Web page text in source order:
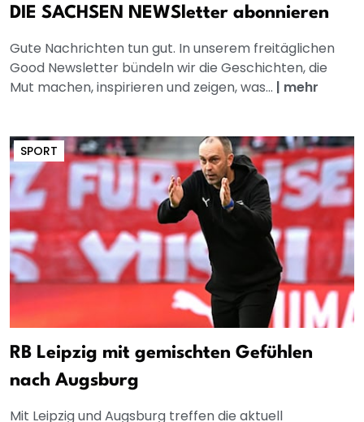
DIE SACHSEN NEWSletter abonnieren
Gute Nachrichten tun gut. In unserem freitäglichen
Good Newsletter bündeln wir die Geschichten, die
Mut machen, inspirieren und zeigen, was... | mehr
SPORT
RB Leipzig mit gemischten Gefühlen
nach Augsburg
Mit Leipzig und Augsburg treffen die aktuell